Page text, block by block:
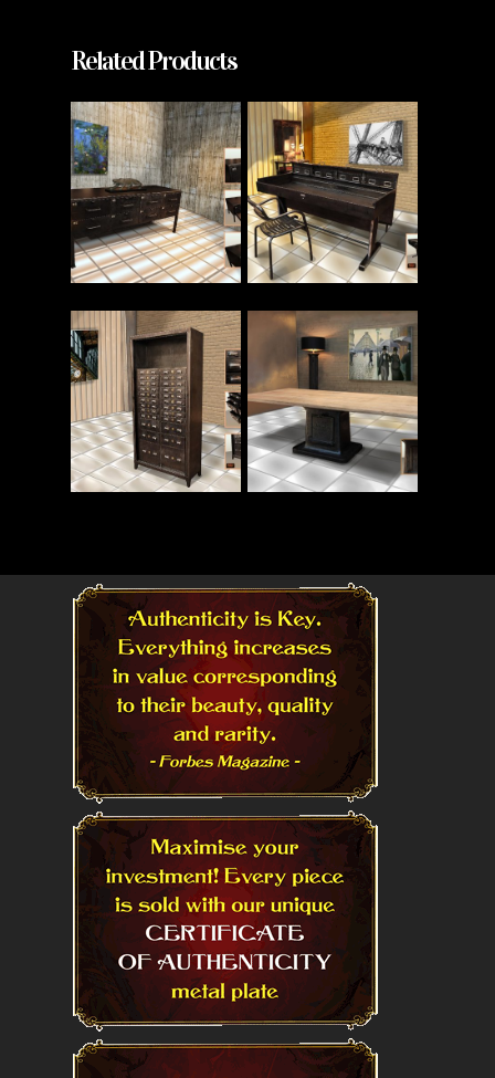
Related Products
Read More Read More